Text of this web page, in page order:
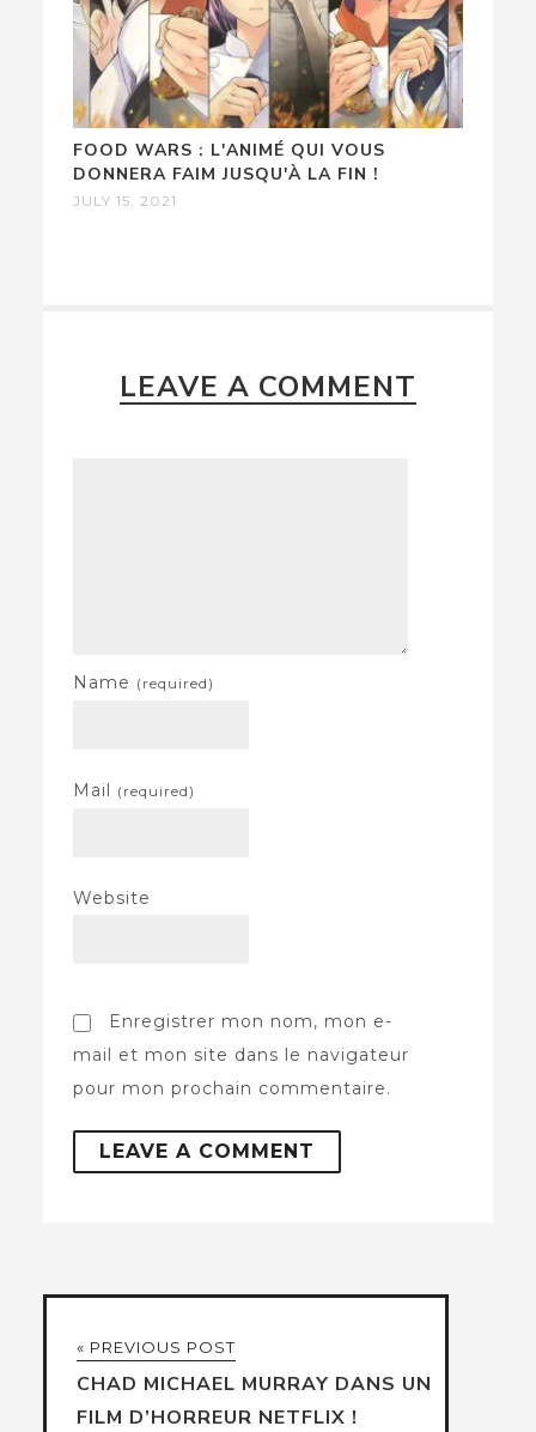
FOOD WARS : L'ANIMÉ QUI VOUS
DONNERA FAIM JUSQU'À LA FIN !
JULY 15, 2021
LEAVE A COMMENT
Name (required)
Mail (required)
Website
Enregistrer mon nom, mon e-
mail et mon site dans le navigateur
pour mon prochain commentaire.
« PREVIOUS POST
CHAD MICHAEL MURRAY DANS UN
FILM D’HORREUR NETFLIX !